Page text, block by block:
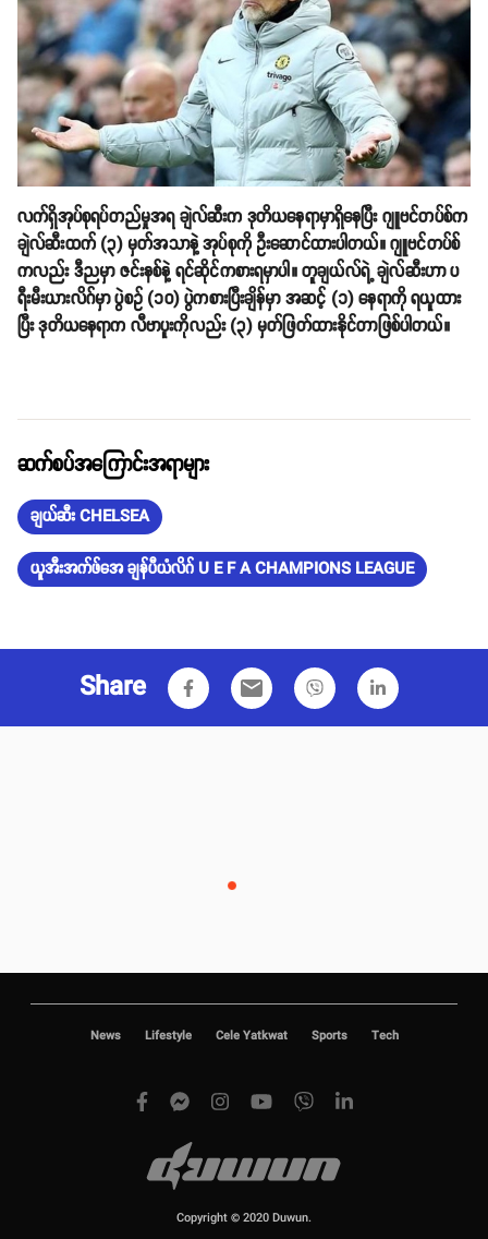
လက်ရှိအုပ်စုရပ်တည်မှုအရ ချဲလ်ဆီးက ဒုတိယနေရာမှာရှိနေပြီး ဂျူဗင်တပ်စ်က
ချဲလ်ဆီးထက် (၃) မှတ်အသာနဲ့ အုပ်စုကို ဦးဆောင်ထားပါတယ်။ ဂျူဗင်တပ်စ်
ကလည်း ဒီညမှာ ဇင်းနစ်နဲ့ ရင်ဆိုင်ကစားရမှာပါ။ တူချယ်လ်ရဲ့ ချဲလ်ဆီးဟာ ပ
ရီးမီးယားလိဂ်မှာ ပွဲစဥ် (၁၀) ပွဲကစားပြီးချိန်မှာ အဆင့် (၁) နေရာကို ရယူထား
ပြီး ဒုတိယနေရာက လီဗာပူးကိုလည်း (၃) မှတ်ဖြတ်ထားနိုင်တာဖြစ်ပါတယ်။
ဆက်စပ်အကြောင်းအရာများ
ချယ်ဆီး CHELSEA
ယူအီးအက်ဖ်အေ ချန်ပီယံလိဂ် U E F A CHAMPIONS LEAGUE
Share email
News Lifestyle Cele Yatkwat Sports Tech
Copyright © 2020 Duwun.